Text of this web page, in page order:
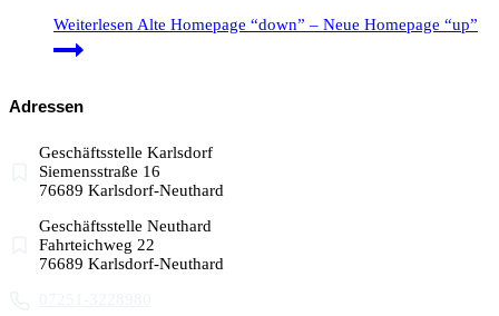
Weiterlesen Alte Homepage “down” – Neue Homepage “up”
Adressen
Geschäftsstelle Karlsdorf
Siemensstraße 16
76689 Karlsdorf-Neuthard
Geschäftsstelle Neuthard
Fahrteichweg 22
76689 Karlsdorf-Neuthard